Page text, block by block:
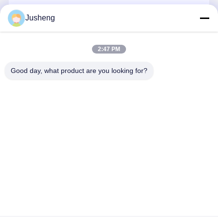
इंजन कनेक्टिंग रॉड
Jusheng
2:47 PM
Good day, what product are you looking for?